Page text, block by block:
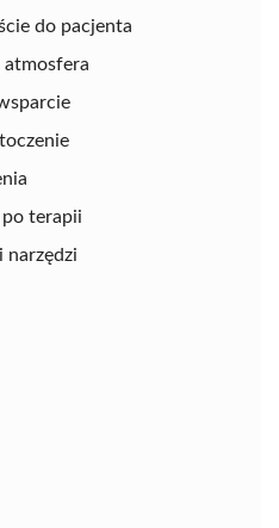
do pacjenta
atmosfera
terapii
narzędzi